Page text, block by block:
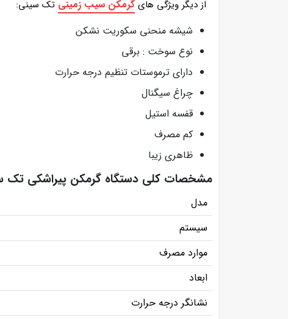
از دیگر ویژگی های گرمکن سیب زمینی تک سینی:
شیشه منحنی سکوریت نشکن
نوع سوخت : برقی
دارای ترموستات تنظیم درجه حرارت
چراغ سیگنال
قفسه استیل
کم مصرف
ظاهری زیبا
مشخصات کلی دستگاه گرمکن پیراشکی تک
مدل
سیستم
موارد مصرف
ابعاد
نشانگر درجه حرارت